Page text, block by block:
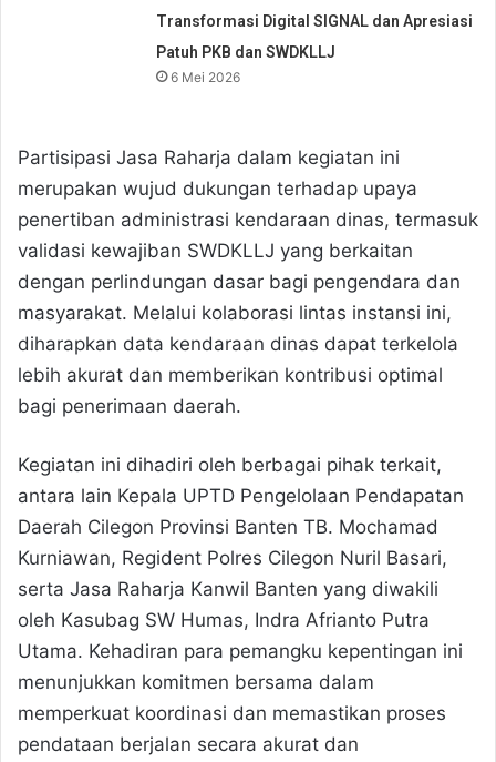
Transformasi Digital SIGNAL dan Apresiasi
Patuh PKB dan SWDKLLJ
6 Mei 2026
Partisipasi Jasa Raharja dalam kegiatan ini
merupakan wujud dukungan terhadap upaya
penertiban administrasi kendaraan dinas, termasuk
validasi kewajiban SWDKLLJ yang berkaitan
dengan perlindungan dasar bagi pengendara dan
masyarakat. Melalui kolaborasi lintas instansi ini,
diharapkan data kendaraan dinas dapat terkelola
lebih akurat dan memberikan kontribusi optimal
bagi penerimaan daerah.
Kegiatan ini dihadiri oleh berbagai pihak terkait,
antara lain Kepala UPTD Pengelolaan Pendapatan
Daerah Cilegon Provinsi Banten TB. Mochamad
Kurniawan, Regident Polres Cilegon Nuril Basari,
serta Jasa Raharja Kanwil Banten yang diwakili
oleh Kasubag SW Humas, Indra Afrianto Putra
Utama. Kehadiran para pemangku kepentingan ini
menunjukkan komitmen bersama dalam
memperkuat koordinasi dan memastikan proses
pendataan berjalan secara akurat dan